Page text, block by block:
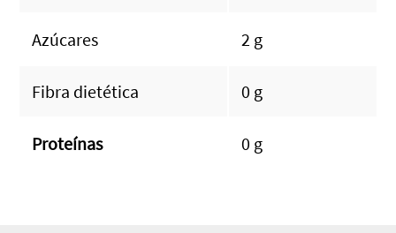
Azúcares 2 g
Fibra dietética 0 g
Proteínas 0 g